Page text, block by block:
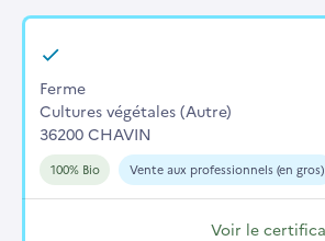
Ferme
Cultures végétales (Autre)
36200 CHAVIN
100% Bio Vente aux professionnels (en gros)
Voir le